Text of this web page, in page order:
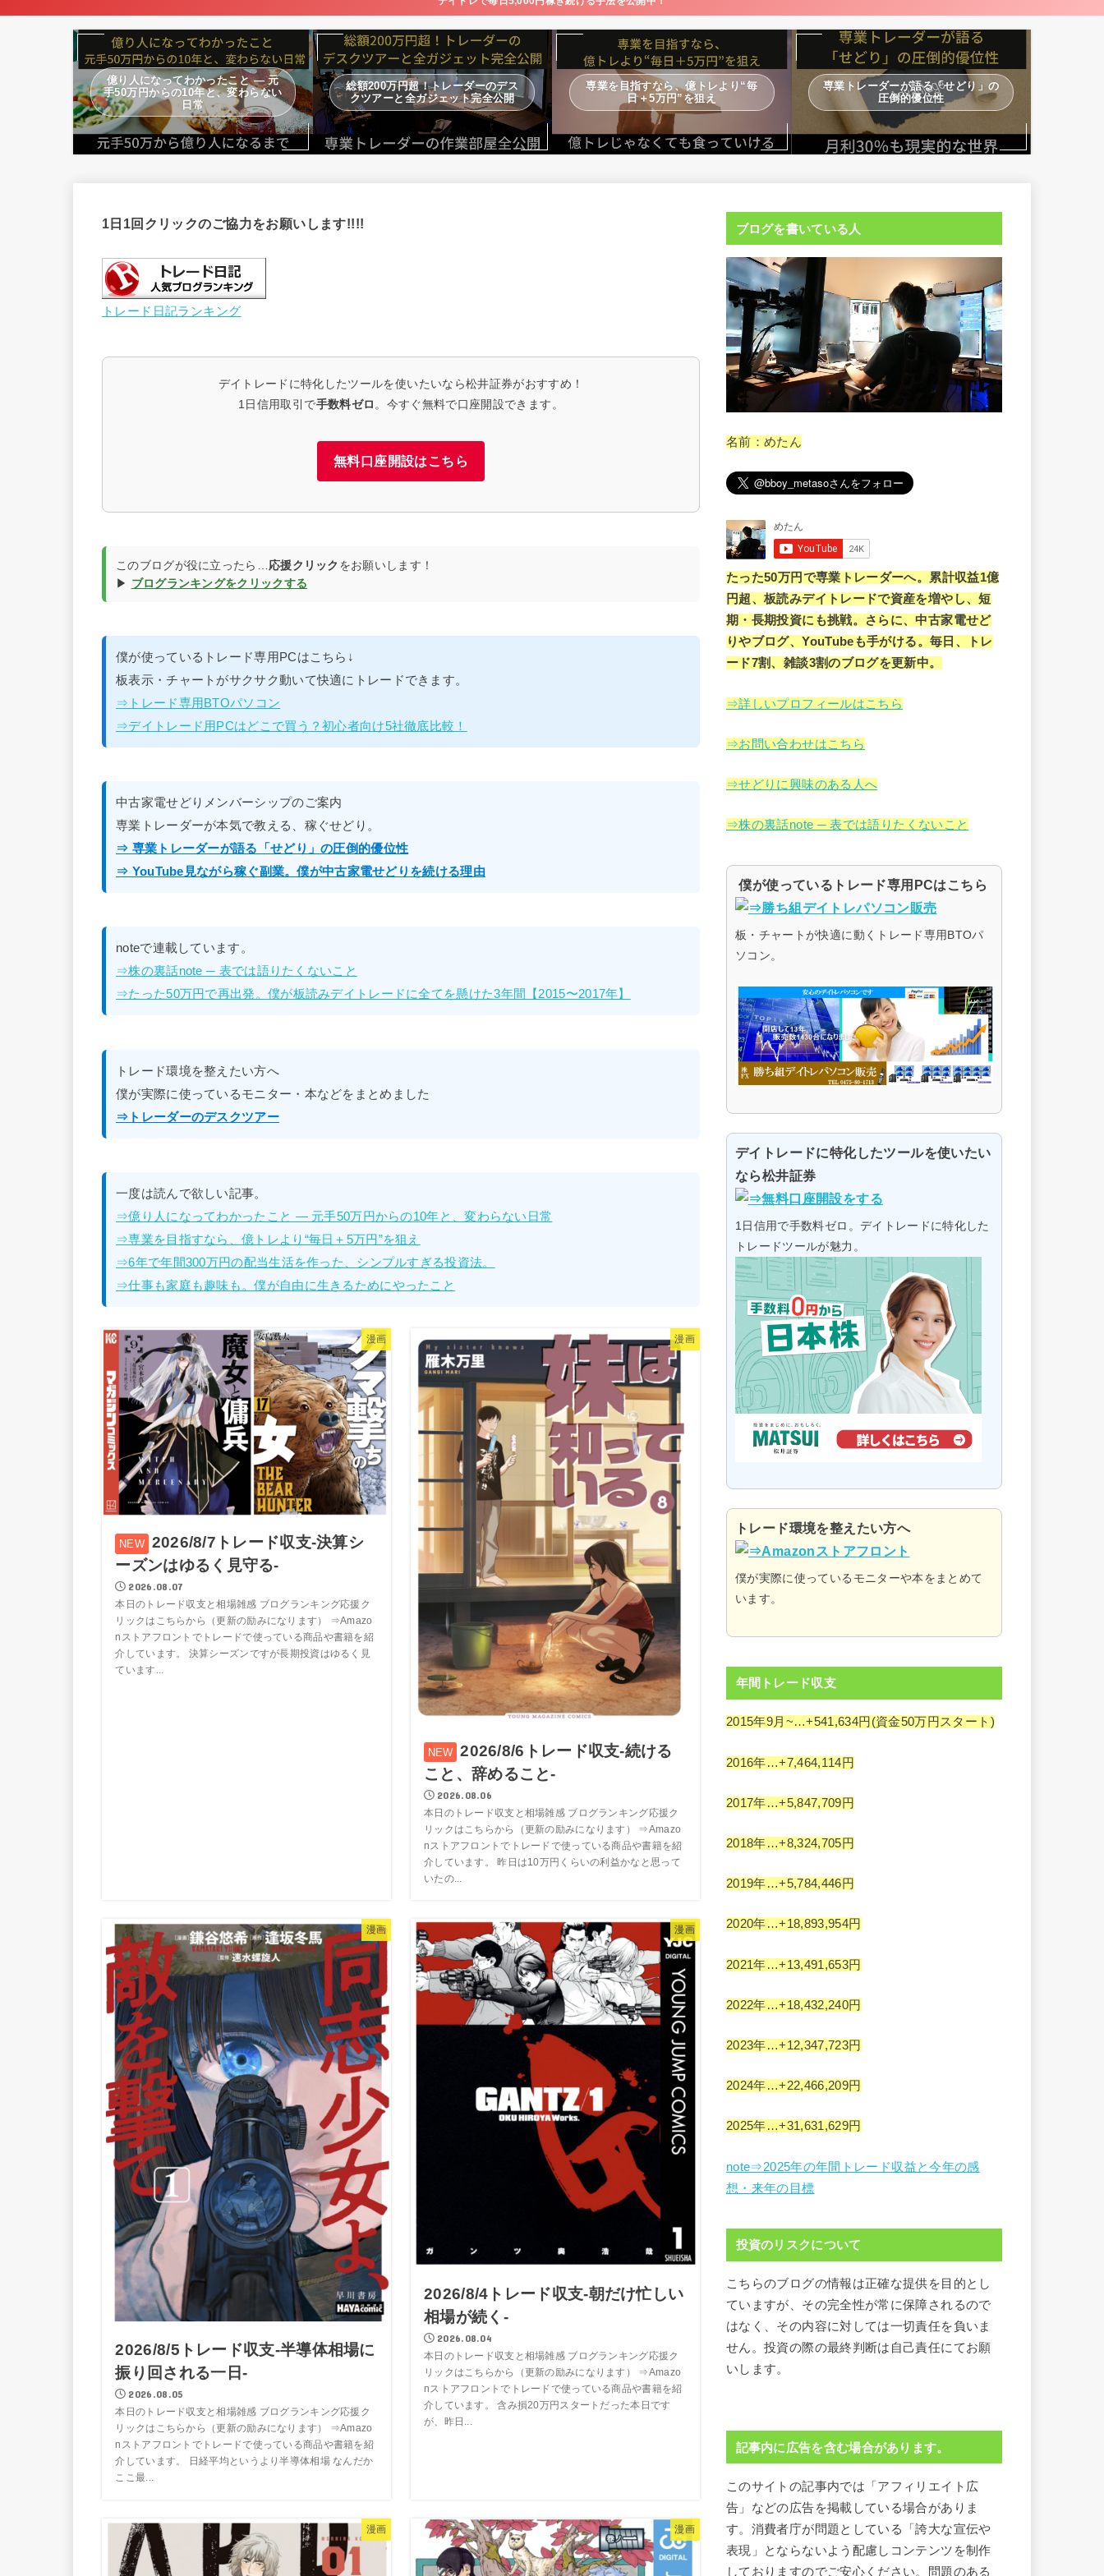
億り人になってわかったこと — 元
手50万円からの10年と、変わらない
日常
総額200万円超！トレーダーのデス
クツアーと全ガジェット完全公開
専業を目指すなら、億トレより“毎
日＋5万円”を狙え
専業トレーダーが語る「せどり」の
圧倒的優位性
1日1回クリックのご協力をお願いします!!!!
トレード日記ランキング
デイトレードに特化したツールを使いたいなら松井証券がおすすめ！
1日信用取引で手数料ゼロ 。今すぐ無料で口座開設できます。
無料口座開設はこちら
このブログが役に立ったら… 応援クリック をお願いします！
▶ ブログランキングをクリックする
僕が使っているトレード専用PCはこちら↓
板表示・チャートがサクサク動いて快適にトレードできます。
⇒トレード専用BTOパソコン
⇒デイトレード用PCはどこで買う？初心者向け5社徹底比較！
中古家電せどりメンバーシップのご案内
専業トレーダーが本気で教える、稼ぐせどり。
⇒ 専業トレーダーが語る「せどり」の圧倒的優位性
⇒ YouTube見ながら稼ぐ副業。僕が中古家電せどりを続ける理由
noteで連載しています。
⇒株の裏話note ─ 表では語りたくないこと
⇒たった50万円で再出発。僕が板読みデイトレードに全てを懸けた3年間【2015〜2017年】
トレード環境を整えたい方へ
僕が実際に使っているモニター・本などをまとめました
⇒トレーダーのデスクツアー
一度は読んで欲しい記事。
⇒億り人になってわかったこと — 元手50万円からの10年と、変わらない日常
⇒専業を目指すなら、億トレより“毎日＋5万円”を狙え
⇒6年で年間300万円の配当生活を作った、シンプルすぎる投資法。
⇒仕事も家庭も趣味も。僕が自由に生きるためにやったこと
漫画
2026/8/7トレード収支-決算シ
ーズンはゆるく見守る-
2026.08.07
本日のトレード収支と相場雑感 ブログランキング応援ク
リックはこちらから（更新の励みになります） ⇒Amazo
nストアフロントでトレードで使っている商品や書籍を紹
介しています。 決算シーズンですが長期投資はゆるく見
ています...
漫画
2026/8/6トレード収支-続ける
こと、辞めること-
2026.08.06
本日のトレード収支と相場雑感 ブログランキング応援ク
リックはこちらから（更新の励みになります） ⇒Amazo
nストアフロントでトレードで使っている商品や書籍を紹
介しています。 昨日は10万円くらいの利益かなと思って
いたの...
漫画
2026/8/5トレード収支-半導体相場に
振り回される一日-
2026.08.05
本日のトレード収支と相場雑感 ブログランキング応援ク
リックはこちらから（更新の励みになります） ⇒Amazo
nストアフロントでトレードで使っている商品や書籍を紹
介しています。 日経平均というより半導体相場 なんだか
ここ最...
漫画
2026/8/4トレード収支-朝だけ忙しい
相場が続く-
2026.08.04
本日のトレード収支と相場雑感 ブログランキング応援ク
リックはこちらから（更新の励みになります） ⇒Amazo
nストアフロントでトレードで使っている商品や書籍を紹
介しています。 含み損20万円スタートだった本日です
が、昨日...
漫画 漫画
ブログを書いている人
名前：めたん
たった50万円で専業トレーダーへ。累計収益1億
円超、板読みデイトレードで資産を増やし、短
期・長期投資にも挑戦。さらに、中古家電せど
りやブログ、YouTubeも手がける。毎日、トレ
ード7割、雑談3割のブログを更新中。
⇒詳しいプロフィールはこちら
⇒お問い合わせはこちら
⇒せどりに興味のある人へ
⇒株の裏話note ─ 表では語りたくないこと
僕が使っているトレード専用PCはこちら
板・チャートが快適に動くトレード専用BTOパ
ソコン。
デイトレードに特化したツールを使いたい
なら松井証券
1日信用で手数料ゼロ。デイトレードに特化した
トレードツールが魅力。
トレード環境を整えたい方へ
僕が実際に使っているモニターや本をまとめて
います。
年間トレード収支
2015年9月~…+541,634円(資金50万円スタート)
2016年…+7,464,114円
2017年…+5,847,709円
2018年…+8,324,705円
2019年…+5,784,446円
2020年…+18,893,954円
2021年…+13,491,653円
2022年…+18,432,240円
2023年…+12,347,723円
2024年…+22,466,209円
2025年…+31,631,629円
note⇒2025年の年間トレード収益と今年の感
想・来年の目標
投資のリスクについて
こちらのブログの情報は正確な提供を目的とし
ていますが、その完全性が常に保障されるので
はなく、その内容に対しては一切責任を負いま
せん。投資の際の最終判断は自己責任にてお願
いします。
記事内に広告を含む場合があります。
このサイトの記事内では「アフィリエイト広
告」などの広告を掲載している場合がありま
す。消費者庁が問題としている「誇大な宣伝や
表現」とならないよう配慮しコンテンツを制作
しておりますのでご安心ください。問題のある